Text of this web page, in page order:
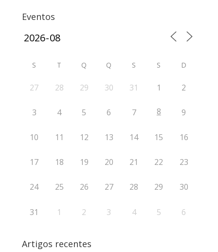
Eventos
S T Q Q S S D
27 28 29 30 31 1 2
3 4 5 6 7 8 9
10 11 12 13 14 15 16
17 18 19 20 21 22 23
24 25 26 27 28 29 30
31 1 2 3 4 5 6
Artigos recentes